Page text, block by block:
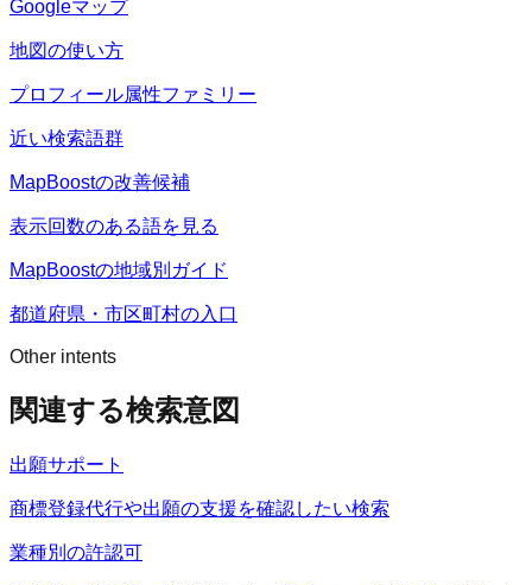
Googleマップ
地図の使い方
プロフィール属性ファミリー
近い検索語群
MapBoostの改善候補
表示回数のある語を見る
MapBoostの地域別ガイド
都道府県・市区町村の入口
Other intents
関連する検索意図
出願サポート
商標登録代行や出願の支援を確認したい検索
業種別の許認可